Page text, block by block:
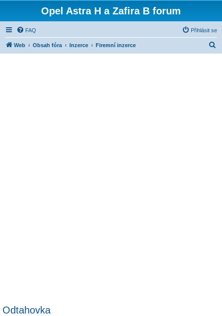
Opel Astra H a Zafira B forum
FAQ Přihlásit se
Web Obsah fóra Inzerce Firemní inzerce
Odtahovka